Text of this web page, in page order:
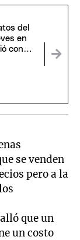
del
en
con
se venden
pero a la
que un
un costo